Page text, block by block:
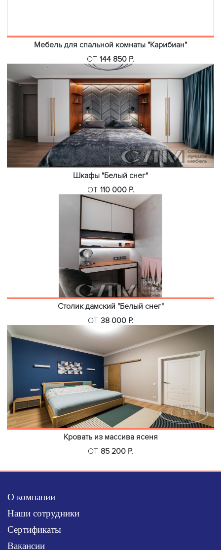
Мебель для спальной комнаты "Карибиан"
ОТ 144 850 Р.
Шкафы "Белый снег"
ОТ 110 000 Р.
Столик дамский "Белый снег"
ОТ 38 000 Р.
Кровать из массива ясеня
ОТ 85 200 Р.
О компании
Наши сотрудники
Сертификаты
Вакансии